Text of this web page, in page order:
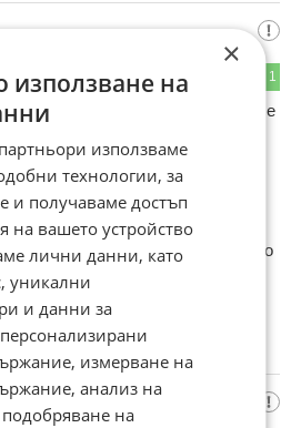
1
се продали или са Ви купили - все
като проститутка.Когато Ви
Ви изкарват акъла.И
утре, винаги утре и така
ли Ви да превърнат
очаквайте да превърнат
продават това
и Политиците - това което
- това което не би трябвало да
светът не се крепи на
×
използване на
използваме
технологии, за
и получаваме достъп
на вашето устройство
лични данни, като
уникални
и данни за
измерване на
анализ на
на